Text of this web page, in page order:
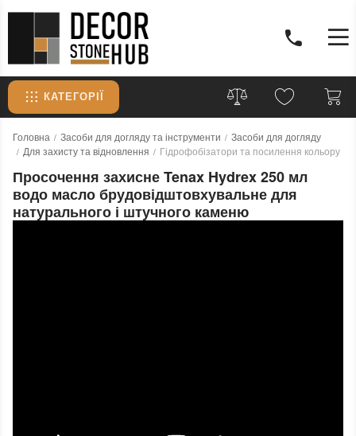
КАТЕГОРІЇ
Головна Засоби для догляду та інструменти
Засоби для догляду
Для захисту та відновлення
Гідрофобізатори та посилення кольору
Просочення захисне Tenax Hydrex 250 мл
водо масло брудовідштовхувальне для
натурального і штучного каменю